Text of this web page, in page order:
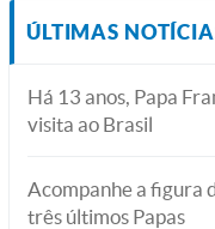
ÚLTIMAS
Há 13 anos, Papa
visita ao Brasil
Acompanhe a figura
três últimos Papas